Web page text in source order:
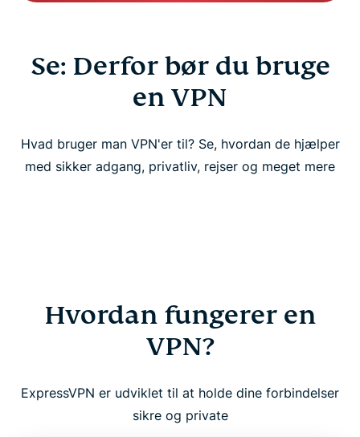
Se: Derfor bør du bruge
en VPN
Hvad bruger man VPN'er til? Se, hvordan de hjælper
med sikker adgang, privatliv, rejser og meget mere
Hvordan fungerer en
VPN?
ExpressVPN er udviklet til at holde dine forbindelser
sikre og private